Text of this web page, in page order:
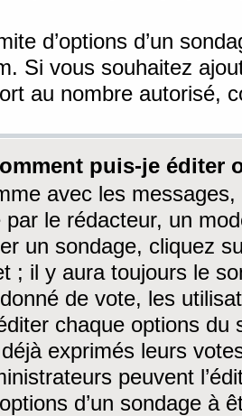
d’options d’un
Si vous souhaitez
au nombre autorisé,
puis-je éditer
avec les
par le rédacteur, un
un sondage, cliquez
; il y aura toujours le
donné de vote, les
chaque options du
exprimés leurs
peuvent
d’un sondage à